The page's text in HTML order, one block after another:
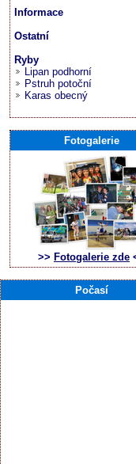
Informace
Ostatní
Ryby
Lipan podhorní
Pstruh potoční
Karas obecný
Fotogalerie
>> Fotogalerie zde
Počasí